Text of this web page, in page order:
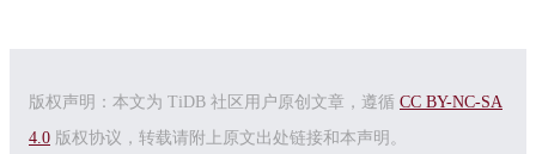
版权声明：本文为 TiDB 社区用户原创文章，遵循 CC BY-NC-SA
4.0 版权协议，转载请附上原文出处链接和本声明。